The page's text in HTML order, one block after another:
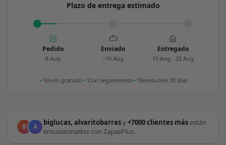
Plazo de entrega estimado
Pedido
8 Aug
Enviado
~10 Aug
Entregado
15 Aug - 22 Aug
Envío gratuito Con seguimiento Devolución 30 días
B A biglucas, alvaritobarrasy+7000 clientes más están
entusiasmados con ZapasPlus.